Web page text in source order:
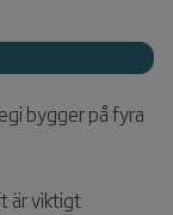
bygger på fyra
är viktigt